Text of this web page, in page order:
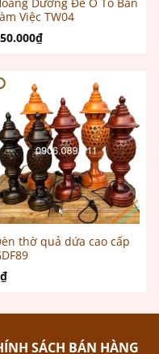
Việc TW04
₫
thờ quả dứa cao cấp
₫
SÁCH BÁN HÀNG